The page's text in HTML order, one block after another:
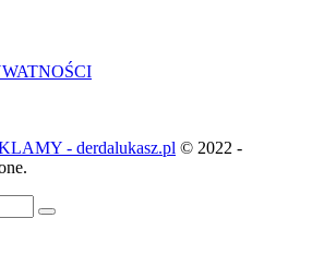
- derdalukasz.pl © 2022 -